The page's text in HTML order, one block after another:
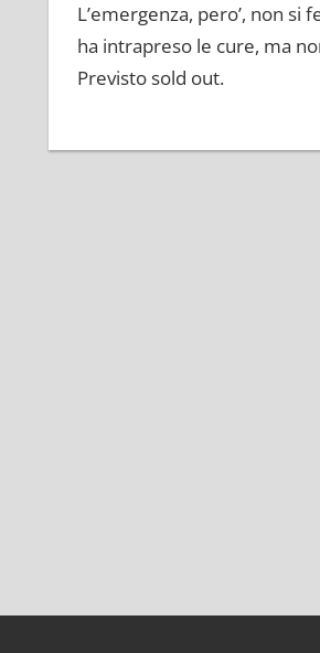
L’emergenza, pero’, non si
ha intrapreso le cure, ma
Previsto sold out.